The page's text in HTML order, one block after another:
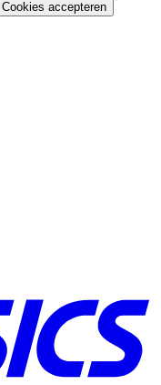
Cookies accepteren